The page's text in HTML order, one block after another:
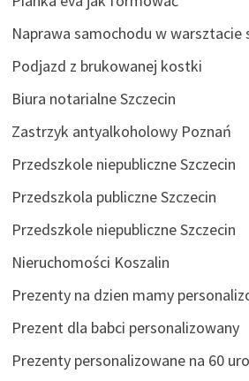
Naprawa samochodu w
Podjazd z brukowanej kostki
Biura notarialne Szczecin
Zastrzyk antyalkoholowy Poznań
Przedszkole niepubliczne Szczecin
Przedszkola publiczne Szczecin
Przedszkole niepubliczne Szczecin
Nieruchomości Koszalin
Prezenty na dzien mamy
Prezent dla babci personalizowany
Prezenty personalizowane na 60